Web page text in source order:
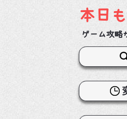
本日
ゲーム攻略